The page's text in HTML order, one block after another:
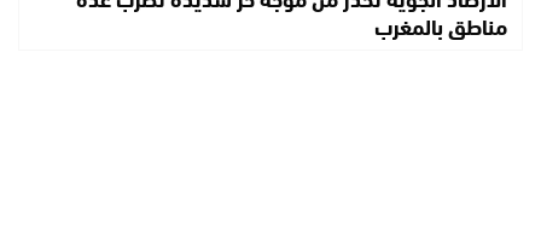
مناطق بالمغرب